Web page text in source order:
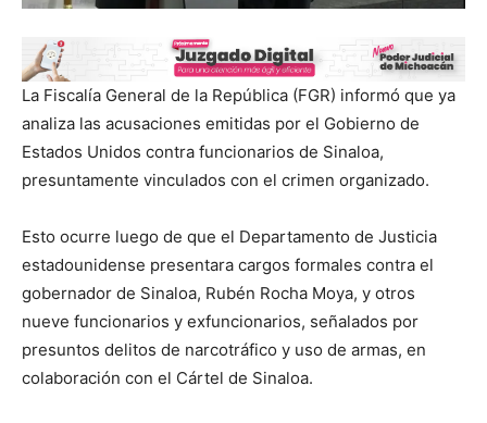
La Fiscalía General de la República (FGR) informó que ya
analiza las acusaciones emitidas por el Gobierno de
Estados Unidos contra funcionarios de Sinaloa,
presuntamente vinculados con el crimen organizado.
Esto ocurre luego de que el Departamento de Justicia
estadounidense presentara cargos formales contra el
gobernador de Sinaloa, Rubén Rocha Moya, y otros
nueve funcionarios y exfuncionarios, señalados por
presuntos delitos de narcotráfico y uso de armas, en
colaboración con el Cártel de Sinaloa.